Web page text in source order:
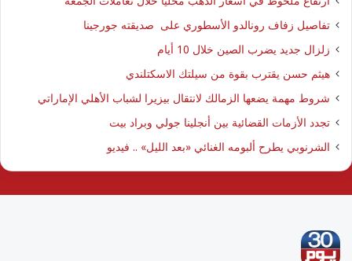
تفاصيل زفاف رونالدو الأسطوري على صديقته جورجينا
زلزال جديد يضرب الصين خلال 10 أيام
هيثم حسن يقترب بقوة من سيلتك الاسكتلندي
شروط مهمة يضعها الزمالك لانتقال بيزيرا لشباب الأهلي الإماراتي
تجدد الأزمات القضائية بين أنجلينا جولي وبراد بيت
الشرنوبي يطرح ألبومه الغنائي «بعد الليل» .. فيديو